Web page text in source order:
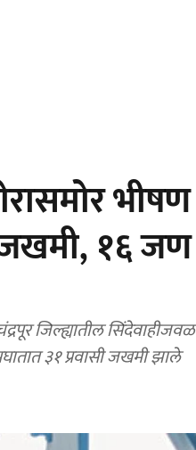
भीषण
जखमी, १६ जण
जिल्ह्यातील सिंदेवाहीजवळ
३१ प्रवासी जखमी झाले